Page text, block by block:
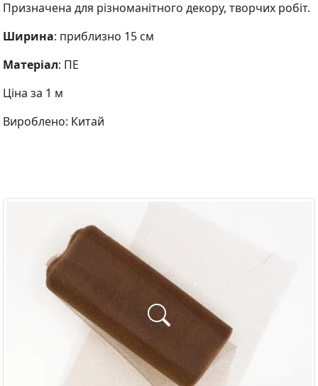
Призначена для різноманітного декору, творчих робіт.
Ширина: приблизно 15 см
Матеріал: ПЕ
Ціна за 1 м
Вироблено: Китай